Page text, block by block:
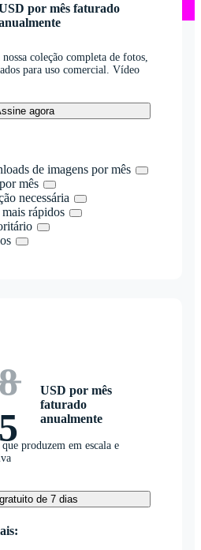
por mês faturado
coleção completa de fotos,
para uso comercial. Vídeo
agora
de imagens por mês
mês
necessária
rápidos
USD por mês
faturado
anualmente
produzem em escala e
de 7 dias